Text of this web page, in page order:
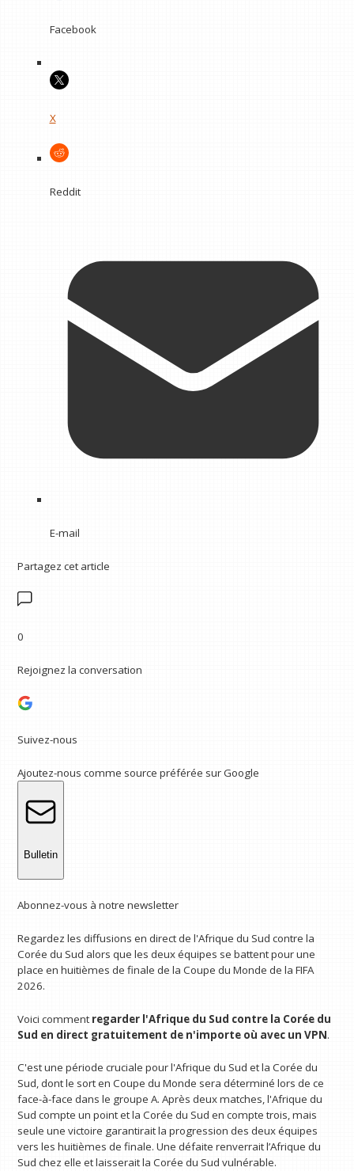
Facebook
X
Reddit
E-mail
Partagez cet article
0
Rejoignez la conversation
Suivez-nous
Ajoutez-nous comme source préférée sur Google
Bulletin
Abonnez-vous à notre newsletter
Regardez les diffusions en direct de l'Afrique du Sud contre la
Corée du Sud alors que les deux équipes se battent pour une
place en huitièmes de finale de la Coupe du Monde de la FIFA
2026.
Voici comment regarder l'Afrique du Sud contre la Corée du
Sud en direct gratuitement de n'importe où avec un VPN.
C'est une période cruciale pour l'Afrique du Sud et la Corée du
Sud, dont le sort en Coupe du Monde sera déterminé lors de ce
face-à-face dans le groupe A. Après deux matches, l'Afrique du
Sud compte un point et la Corée du Sud en compte trois, mais
seule une victoire garantirait la progression des deux équipes
vers les huitièmes de finale. Une défaite renverrait l’Afrique du
Sud chez elle et laisserait la Corée du Sud vulnérable.